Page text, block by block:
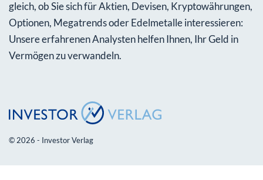
gleich, ob Sie sich für Aktien, Devisen, Kryptowährungen,
Optionen, Megatrends oder Edelmetalle interessieren:
Unsere erfahrenen Analysten helfen Ihnen, Ihr Geld in
Vermögen zu verwandeln.
© 2026 - Investor Verlag